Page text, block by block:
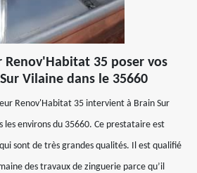
Renov'Habitat 35 poser vos
Vilaine dans le 35660
Renov'Habitat 35 intervient à Brain Sur
les environs du 35660. Ce prestataire est
sont de très grandes qualités. Il est qualifié
des travaux de zinguerie parce qu’il